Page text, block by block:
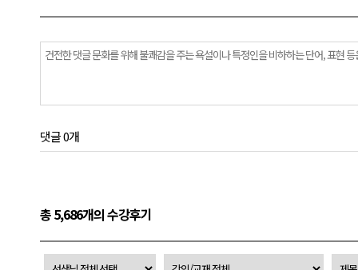
댓글 0개
총 5,686개의 수강후기